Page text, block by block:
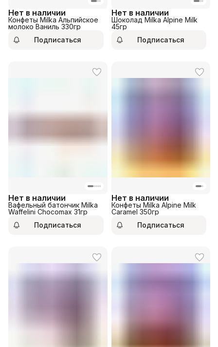
Нет в наличии
Конфеты Milka Альпийское
молоко Ваниль 330гр
Подписаться
Нет в наличии
Шоколад Milka Alpine Milk
45гр
Подписаться
Нет в наличии
Вафельный батончик Milka
Waffelini Chocomax 31гр
Подписаться
Нет в наличии
Конфеты Milka Alpine Milk
Сaramel 350гр
Подписаться